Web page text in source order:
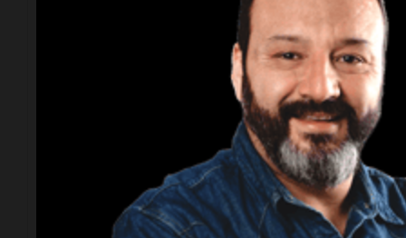
Ver esta publicación en Instagram